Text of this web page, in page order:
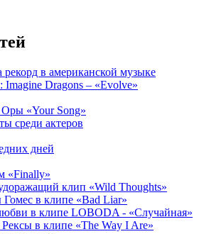
в американской музыке
Imagine Dragons – «Evolve»
«Your Song»
среди актеров
дней
«Finally»
клип «Wild Thoughts»
в клипе «Bad Liar»
в клипе LOBODA - «Случайная»
в клипе «The Way I Are»